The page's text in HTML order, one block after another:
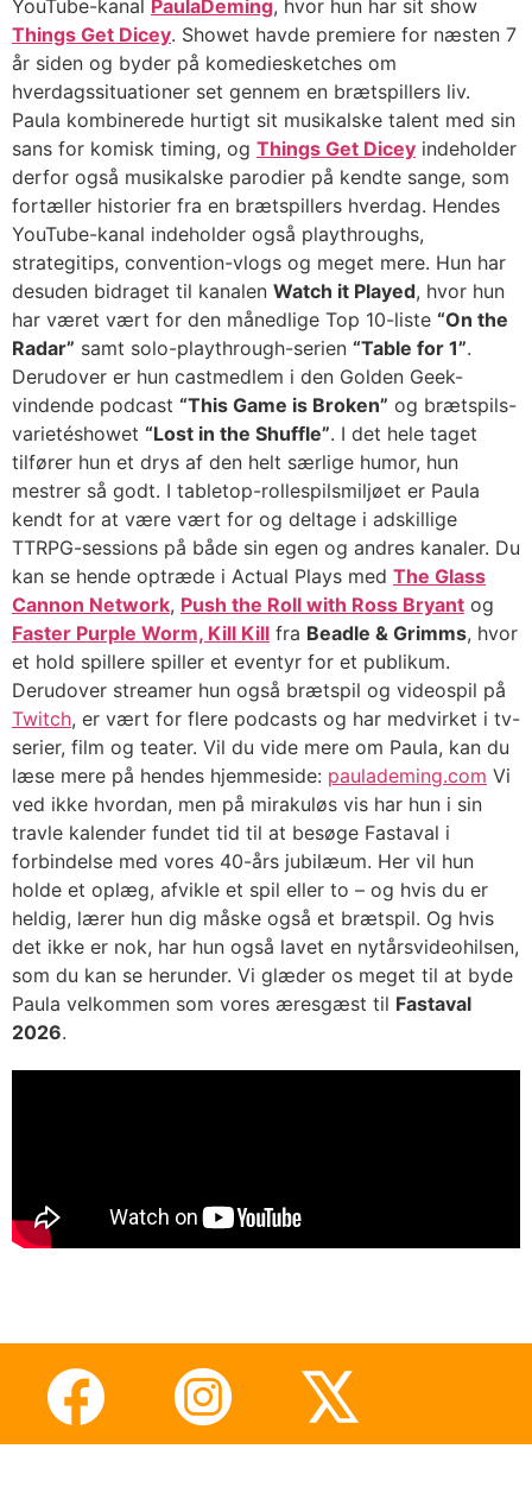
YouTube-kanal PaulaDeming, hvor hun har sit show
Things Get Dicey. Showet havde premiere for næsten 7
år siden og byder på komediesketches om
hverdagssituationer set gennem en brætspillers liv.
Paula kombinerede hurtigt sit musikalske talent med sin
sans for komisk timing, og Things Get Dicey indeholder
derfor også musikalske parodier på kendte sange, som
fortæller historier fra en brætspillers hverdag. Hendes
YouTube-kanal indeholder også playthroughs,
strategitips, convention-vlogs og meget mere. Hun har
desuden bidraget til kanalen Watch it Played, hvor hun
har været vært for den månedlige Top 10-liste “On the
Radar” samt solo-playthrough-serien “Table for 1”.
Derudover er hun castmedlem i den Golden Geek-
vindende podcast “This Game is Broken” og brætspils-
varietéshowet “Lost in the Shuffle”. I det hele taget
tilfører hun et drys af den helt særlige humor, hun
mestrer så godt. I tabletop-rollespilsmiljøet er Paula
kendt for at være vært for og deltage i adskillige
TTRPG-sessions på både sin egen og andres kanaler. Du
kan se hende optræde i Actual Plays med The Glass
Cannon Network, Push the Roll with Ross Bryant og
Faster Purple Worm, Kill Kill fra Beadle & Grimms, hvor
et hold spillere spiller et eventyr for et publikum.
Derudover streamer hun også brætspil og videospil på
Twitch, er vært for flere podcasts og har medvirket i tv-
serier, film og teater. Vil du vide mere om Paula, kan du
læse mere på hendes hjemmeside: paulademing.com Vi
ved ikke hvordan, men på mirakuløs vis har hun i sin
travle kalender fundet tid til at besøge Fastaval i
forbindelse med vores 40-års jubilæum. Her vil hun
holde et oplæg, afvikle et spil eller to – og hvis du er
heldig, lærer hun dig måske også et brætspil. Og hvis
det ikke er nok, har hun også lavet en nytårsvideohilsen,
som du kan se herunder. Vi glæder os meget til at byde
Paula velkommen som vores æresgæst til Fastaval
2026.